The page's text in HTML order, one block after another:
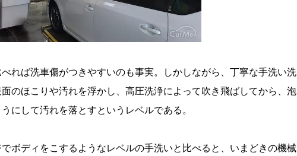
れば洗車傷がつきやすいのも事実。しかしながら、丁寧な手洗い洗
のほこりや汚れを浮かし、高圧洗浄によって吹き飛ばしてから、泡
にして汚れを落とすというレベルである。
ボディをこするようなレベルの手洗いと比べると、いまどきの機械